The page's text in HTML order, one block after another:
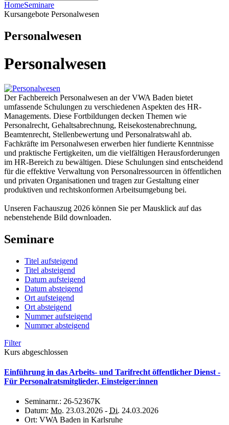
HomeSeminare
Kursangebote Personalwesen
Personalwesen
Personalwesen
Der Fachbereich Personalwesen an der VWA Baden bietet
umfassende Schulungen zu verschiedenen Aspekten des HR-
Managements. Diese Fortbildungen decken Themen wie
Personalrecht, Gehaltsabrechnung, Reisekostenabrechnung,
Beamtenrecht, Stellenbewertung und Personalratswahl ab.
Fachkräfte im Personalwesen erwerben hier fundierte Kenntnisse
und praktische Fertigkeiten, um die vielfältigen Herausforderungen
im HR-Bereich zu bewältigen. Diese Schulungen sind entscheidend
für die effektive Verwaltung von Personalressourcen in öffentlichen
und privaten Organisationen und tragen zur Gestaltung einer
produktiven und rechtskonformen Arbeitsumgebung bei.
Unseren Fachauszug 2026 können Sie per Mausklick auf das
nebenstehende Bild downloaden.
Seminare
Titel aufsteigend
Titel absteigend
Datum aufsteigend
Datum absteigend
Ort aufsteigend
Ort absteigend
Nummer aufsteigend
Nummer absteigend
Filter
Kurs abgeschlossen
Einführung in das Arbeits- und Tarifrecht öffentlicher Dienst -
Für Personalratsmitglieder, Einsteiger:innen
Seminarnr.: 26-52367K
Datum: Mo. 23.03.2026 - Di. 24.03.2026
Ort: VWA Baden in Karlsruhe